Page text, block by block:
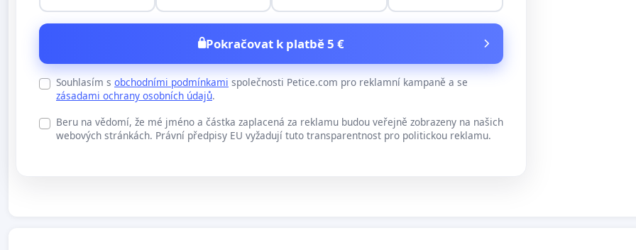
Pokračovat k platbě 5 €
Souhlasím s obchodními podmínkami společnosti Petice.com pro reklamní kampaně a se
zásadami ochrany osobních údajů.
Beru na vědomí, že mé jméno a částka zaplacená za reklamu budou veřejně zobrazeny na našich
webových stránkách. Právní předpisy EU vyžadují tuto transparentnost pro politickou reklamu.